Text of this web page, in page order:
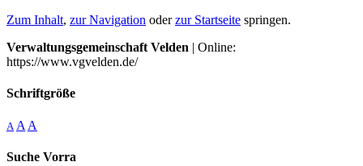
Zum Inhalt, zur Navigation oderzur Startseite springen.
Verwaltungsgemeinschaft Velden | Online:
https://www.vgvelden.de/
Schriftgröße
A A A
Suche Vorra